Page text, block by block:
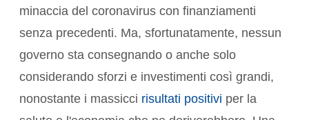
minaccia del coronavirus con finanziamenti
senza precedenti. Ma, sfortunatamente, nessun
governo sta consegnando o anche solo
considerando sforzi e investimenti così grandi,
nonostante i massicci risultati positivi per la